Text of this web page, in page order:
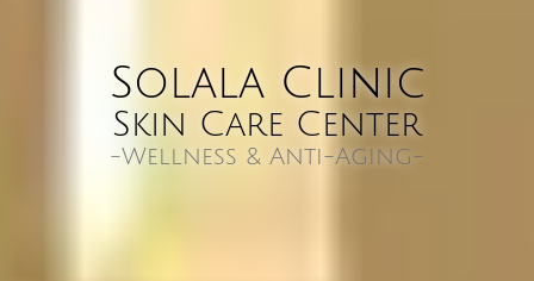
Solala Clinic
Skin Care Center
-Wellness & Anti-Aging-